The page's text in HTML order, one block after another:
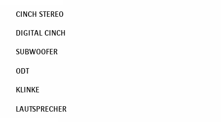
CINCH STEREO
DIGITAL CINCH
SUBWOOFER
ODT
KLINKE
LAUTSPRECHER